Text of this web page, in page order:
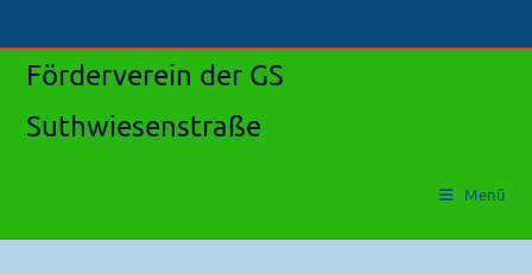
Inhalt
springen
Förderverein der GS
Suthwiesenstraße
Menü